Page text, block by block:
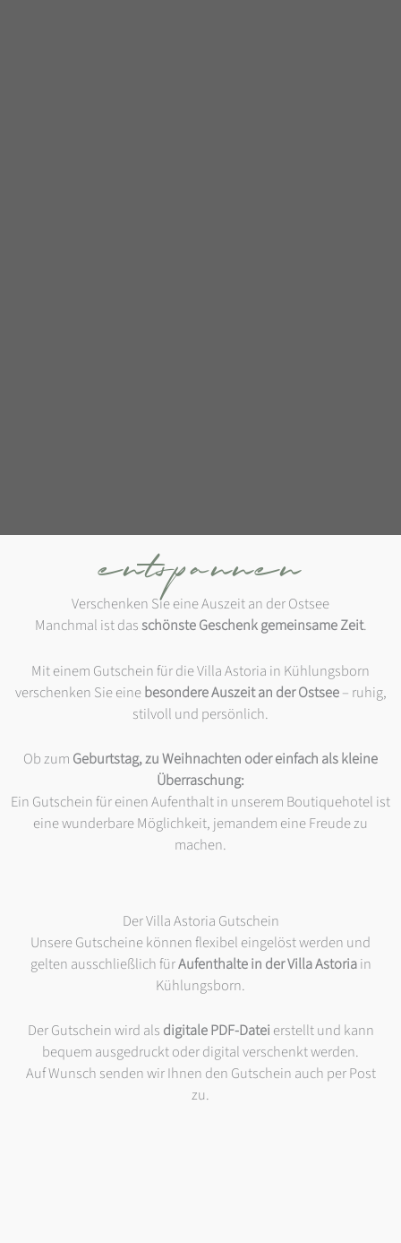
entspannen
Verschenken Sie eine Auszeit an der Ostsee
Manchmal ist dasschönste Geschenk gemeinsame Zeit.
Mit einem Gutschein für die Villa Astoria in Kühlungsborn
verschenken Sie einebesondere Auszeit an der Ostsee– ruhig,
stilvoll und persönlich.
Ob zum Geburtstag, zu Weihnachten oder einfach als kleine
Überraschung:
Ein Gutschein für einen Aufenthalt in unserem Boutiquehotel ist
eine wunderbare Möglichkeit, jemandem eine Freude zu
machen.
Der Villa Astoria Gutschein
Unsere Gutscheine können flexibel eingelöst werden und
gelten ausschließlich fürAufenthalte in der Villa Astoriain
Kühlungsborn.
Der Gutschein wird als digitale PDF-Datei erstellt und kann
bequem ausgedruckt oder digital verschenkt werden.
Auf Wunsch senden wir Ihnen den Gutschein auch per Post
zu.